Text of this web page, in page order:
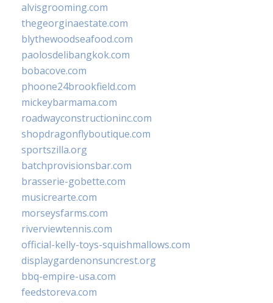
alvisgrooming.com
thegeorginaestate.com
blythewoodseafood.com
paolosdelibangkok.com
bobacove.com
phoone24brookfield.com
mickeybarmama.com
roadwayconstructioninc.com
shopdragonflyboutique.com
sportszilla.org
batchprovisionsbar.com
brasserie-gobette.com
musicrearte.com
morseysfarms.com
riverviewtennis.com
official-kelly-toys-squishmallows.com
displaygardenonsuncrest.org
bbq-empire-usa.com
feedstoreva.com